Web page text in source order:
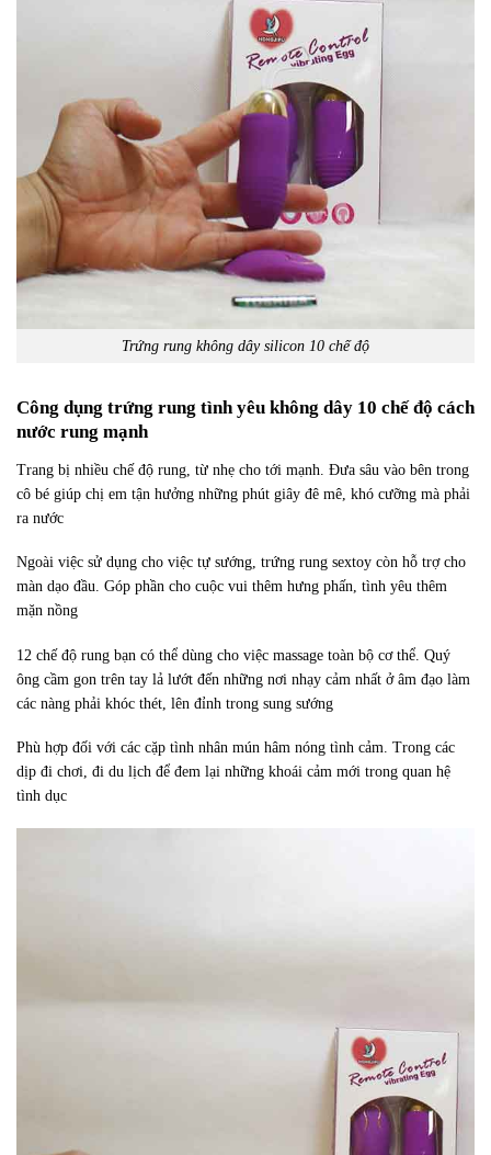
Trứng rung không dây silicon 10 chế độ
Công dụng trứng rung tình yêu không dây 10 chế độ cách
nước rung mạnh
Trang bị nhiều chế độ rung, từ nhẹ cho tới mạnh. Đưa sâu vào bên trong
cô bé giúp chị em tận hưởng những phút giây đê mê, khó cưỡng mà phải
ra nước
Ngoài việc sử dụng cho việc tự sướng, trứng rung sextoy còn hỗ trợ cho
màn dạo đầu. Góp phần cho cuộc vui thêm hưng phấn, tình yêu thêm
mặn nồng
12 chế độ rung bạn có thể dùng cho việc massage toàn bộ cơ thể. Quý
ông cầm gon trên tay lả lướt đến những nơi nhạy cảm nhất ở âm đạo làm
các nàng phải khóc thét, lên đỉnh trong sung sướng
Phù hợp đối với các cặp tình nhân mún hâm nóng tình cảm. Trong các
dịp đi chơi, đi du lịch để đem lại những khoái cảm mới trong quan hệ
tình dục